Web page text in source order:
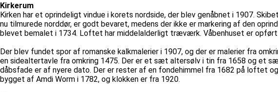
Kirkerum
Kirken har et oprindeligt vindue i korets nordside, der blev genåbnet i 1907.
nu tilmurede norddør, er godt bevaret, medens der ikke er markering af den
blevet bemalet i 1734. Loftet har middelalderligt træværk. Våbenhuset er opført
Der blev fundet spor af romanske kalkmalerier i 1907, og der er malerier fra
en sidealtertavle fra omkring 1475. Der er et sæt altersølv i tin fra 1658 og et
dåbsfade er af nyere dato. Der er rester af en fondehimmel fra 1682 på loftet
bygget af Amdi Worm i 1782, og klokken er fra 1920.